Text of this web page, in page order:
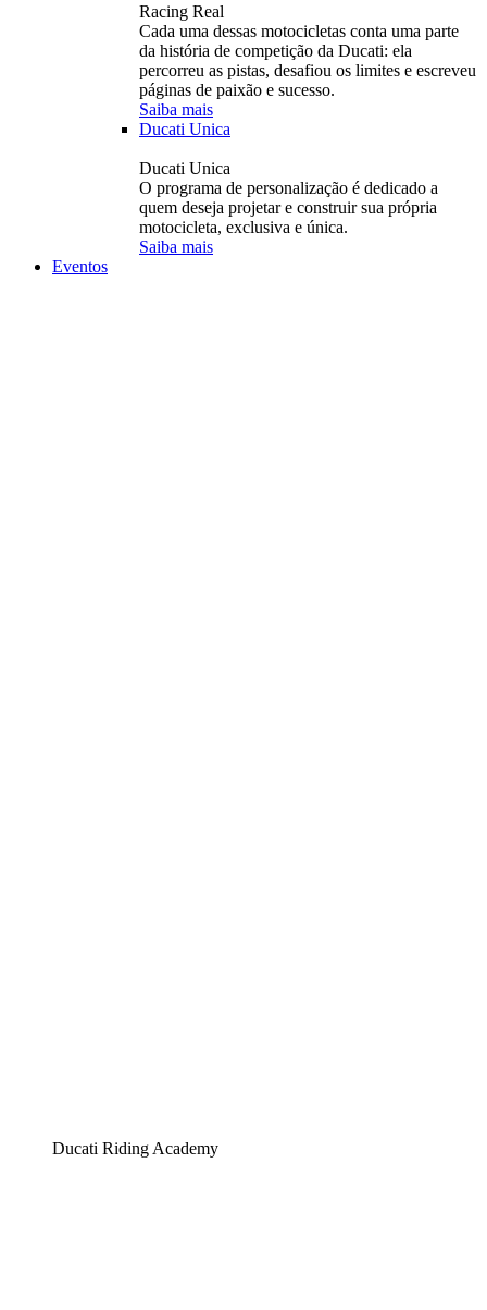
Racing Real
Cada uma dessas motocicletas conta uma parte
da história de competição da Ducati: ela
percorreu as pistas, desafiou os limites e escreveu
páginas de paixão e sucesso.
Saiba mais
Ducati Unica
Ducati Unica
O programa de personalização é dedicado a
quem deseja projetar e construir sua própria
motocicleta, exclusiva e única.
Saiba mais
Eventos
Ducati Riding Academy